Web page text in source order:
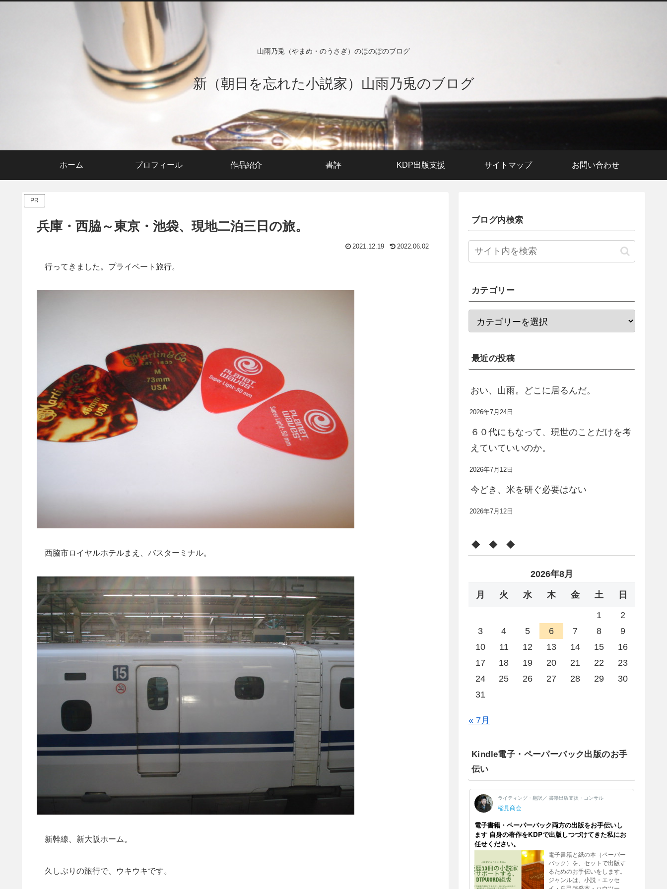
山雨乃兎（やまめ・のうさぎ）のほのぼのブログ
新（朝日を忘れた小説家）山雨乃兎のブログ
ホーム プロフィール 作品紹介 書評 KDP出版支援 サイトマップ お問い合わせ
PR
兵庫・西脇～東京・池袋、現地二泊三日の旅。
2021.12.19 2022.06.02
行ってきました。プライベート旅行。
西脇市ロイヤルホテルまえ、バスターミナル。
新幹線、新大阪ホーム。
久しぶりの旅行で、ウキウキです。
ブログ内検索
カテゴリー
最近の投稿
おい、山雨。どこに居るんだ。
2026年7月24日
６０代にもなって、現世のことだけを考
えていていいのか。
2026年7月12日
今どき、米を研ぐ必要はない
2026年7月12日
◆ ◆ ◆
2026年8月
月 火 水 木 金 土 日
1
2
3
4 5 6 7 8
9
10
11 12 13 14 15
16
17
18 19 20 21 22
23
24
25 26 27 28 29
30
31
« 7月
Kindle電子・ペーパーバック出版のお手
伝い